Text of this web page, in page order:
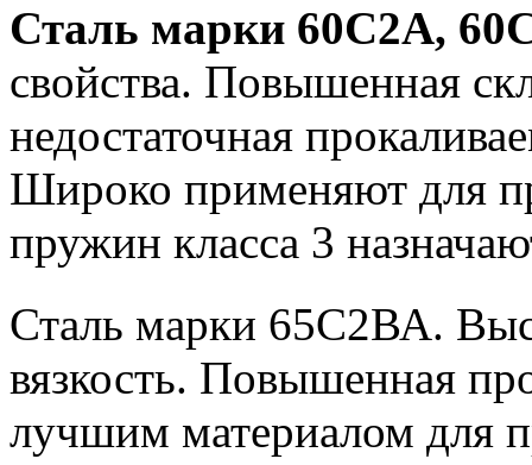
Сталь марки 60С2А,
свойства. Повышенная
недостаточная
Широко применяют для
пружин класса 3
Сталь марки 65С2ВА.
вязкость. Повышенная
лучшим материалом для